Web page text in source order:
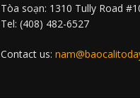
Tòa soạn: 1310 Tully Road
Tel: (408) 482-6527
Contact us: